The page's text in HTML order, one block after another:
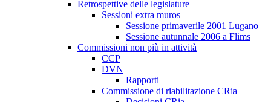
Retrospettive delle legislature
Sessioni extra muros
Sessione primaverile 2001 Lugano
Sessione autunnale 2006 a Flims
Commissioni non più in attività
CCP
DVN
Rapporti
Commissione di riabilitazione CRia